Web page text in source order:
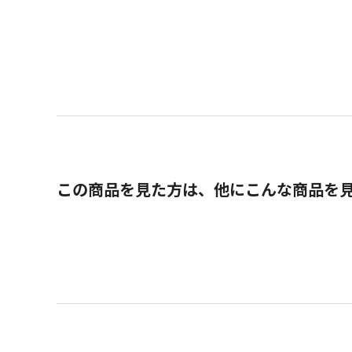
この商品を見た方は、他にこんな商品を